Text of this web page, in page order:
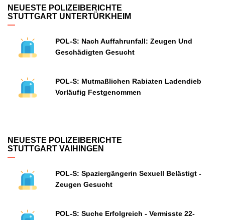
NEUESTE POLIZEIBERICHTE
STUTTGART UNTERTÜRKHEIM
POL-S: Nach Auffahrunfall: Zeugen Und
Geschädigten Gesucht
POL-S: Mutmaßlichen Rabiaten Ladendieb
Vorläufig Festgenommen
NEUESTE POLIZEIBERICHTE
STUTTGART VAIHINGEN
POL-S: Spaziergängerin Sexuell Belästigt -
Zeugen Gesucht
POL-S: Suche Erfolgreich - Vermisste 22-